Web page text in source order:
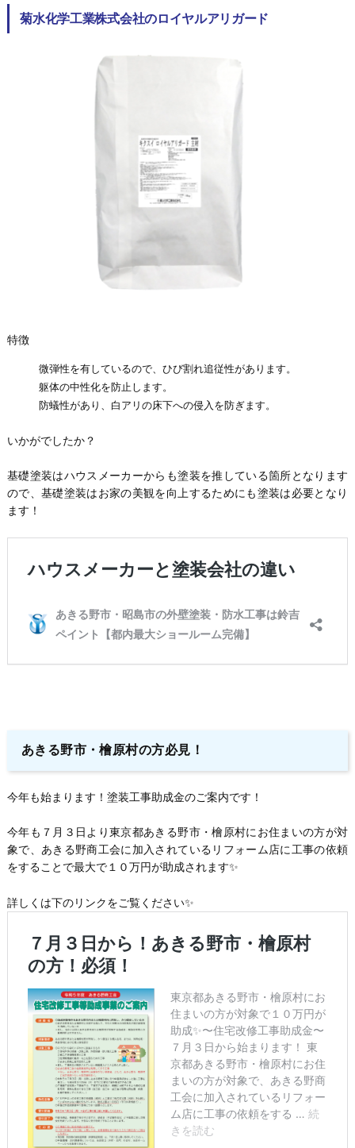
菊水化学工業株式会社のロイヤルアリガード
特徴
微弾性を有しているので、ひび割れ追従性があります。
躯体の中性化を防止します。
防蟻性があり、白アリの床下への侵入を防ぎます。
いかがでしたか？
基礎塗装はハウスメーカーからも塗装を推している箇所となります
ので、基礎塗装はお家の美観を向上するためにも塗装は必要となり
ます！
あきる野市・檜原村の方必見！
今年も始まります！塗装工事助成金のご案内です！
今年も７月３日より東京都あきる野市・檜原村にお住まいの方が対
象で、あきる野商工会に加入されているリフォーム店に工事の依頼
をすることで最大で１０万円が助成されます✨
詳しくは下のリンクをご覧ください✨